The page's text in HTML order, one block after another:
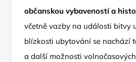
občanskou vybaveností a
včetně vazby na události bitvy
blízkosti ubytování se nachází
a další možnosti